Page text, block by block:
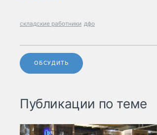
складские работники дфо
ОБСУДИТЬ
Публикации по теме